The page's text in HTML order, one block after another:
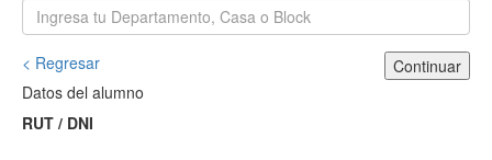
< Regresar
Continuar
Datos del alumno
RUT / DNI